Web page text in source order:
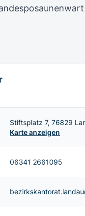
Stiftsplatz 7, 76829
Karte anzeigen
06341 2661095